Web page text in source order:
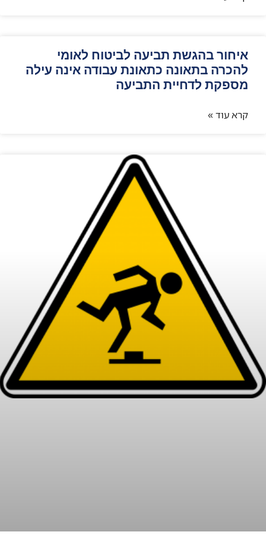
איחור בהגשת תביעה לביטוח לאומי
להכרה בתאונה כתאונת עבודה אינה עילה
מספקת לדחיית התביעה
קרא עוד »